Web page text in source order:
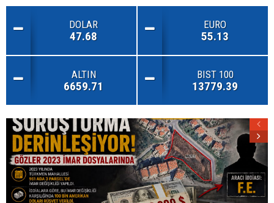
DOLAR
47.68
EURO
55.13
ALTIN
6659.71
BIST 100
13779.39